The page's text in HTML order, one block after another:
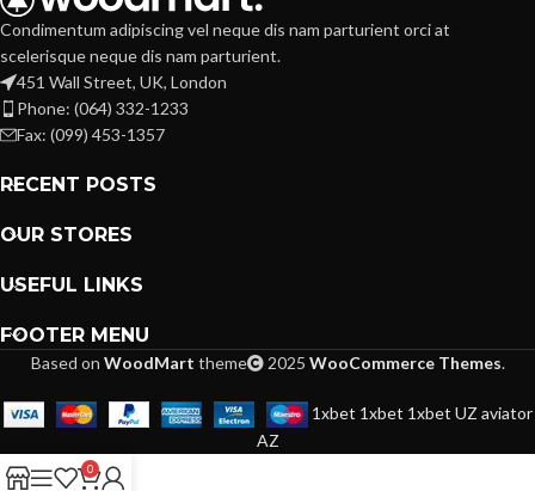
Condimentum adipiscing vel neque dis nam parturient orci at
scelerisque neque dis nam parturient.
451 Wall Street, UK, London
Phone: (064) 332-1233
Fax: (099) 453-1357
RECENT POSTS
OUR STORES
USEFUL LINKS
FOOTER MENU
Based on WoodMart theme 2025 WooCommerce Themes.
1xbet 1xbet 1xbet UZ aviator
AZ
0